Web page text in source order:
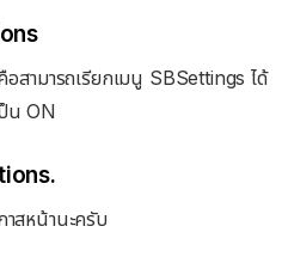
ามารถเรียกเมนู SBSettings ได้
น ON
าสหน้านะครับ